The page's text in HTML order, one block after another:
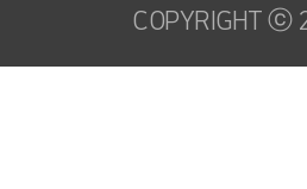
COPYRIGHT ⓒ